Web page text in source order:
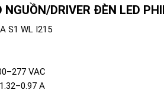
DRIVER ĐÈN LED
S1 WL I215
VAC
1.32–0.97 A